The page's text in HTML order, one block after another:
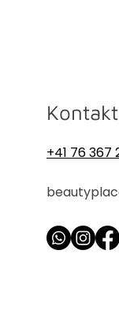
Kontakt
+41 76 367